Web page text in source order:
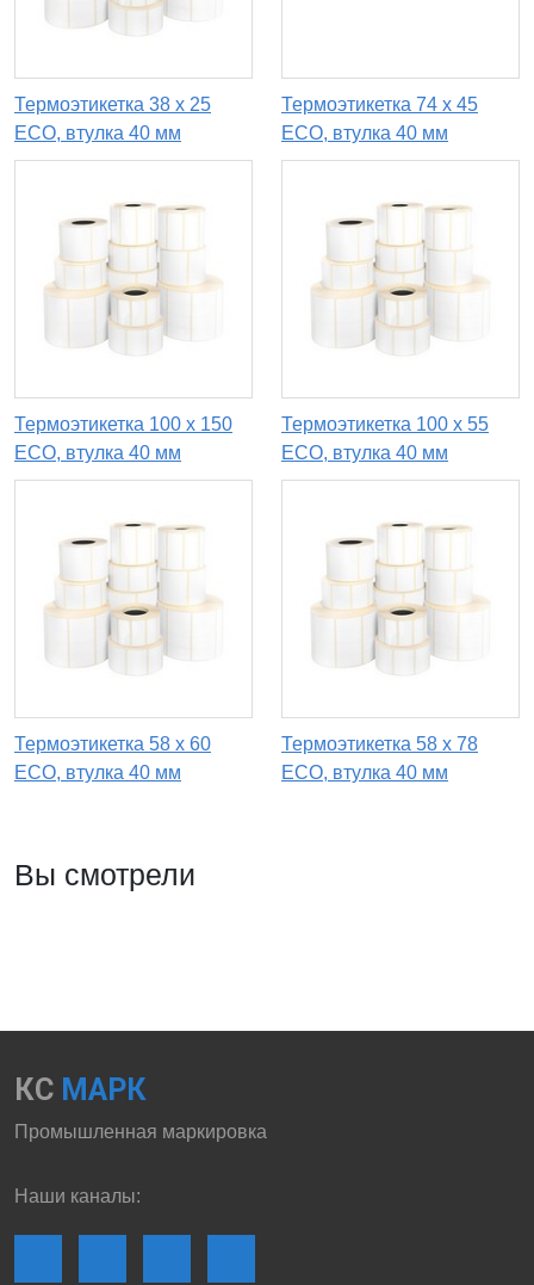
Термоэтикетка 38 х 25
ECO, втулка 40 мм
Термоэтикетка 74 х 45
ECO, втулка 40 мм
Термоэтикетка 100 х 150
ECO, втулка 40 мм
Термоэтикетка 100 х 55
ECO, втулка 40 мм
Термоэтикетка 58 х 60
ECO, втулка 40 мм
Термоэтикетка 58 х 78
ECO, втулка 40 мм
Вы смотрели
КС МАРК
Промышленная маркировка
Наши каналы: